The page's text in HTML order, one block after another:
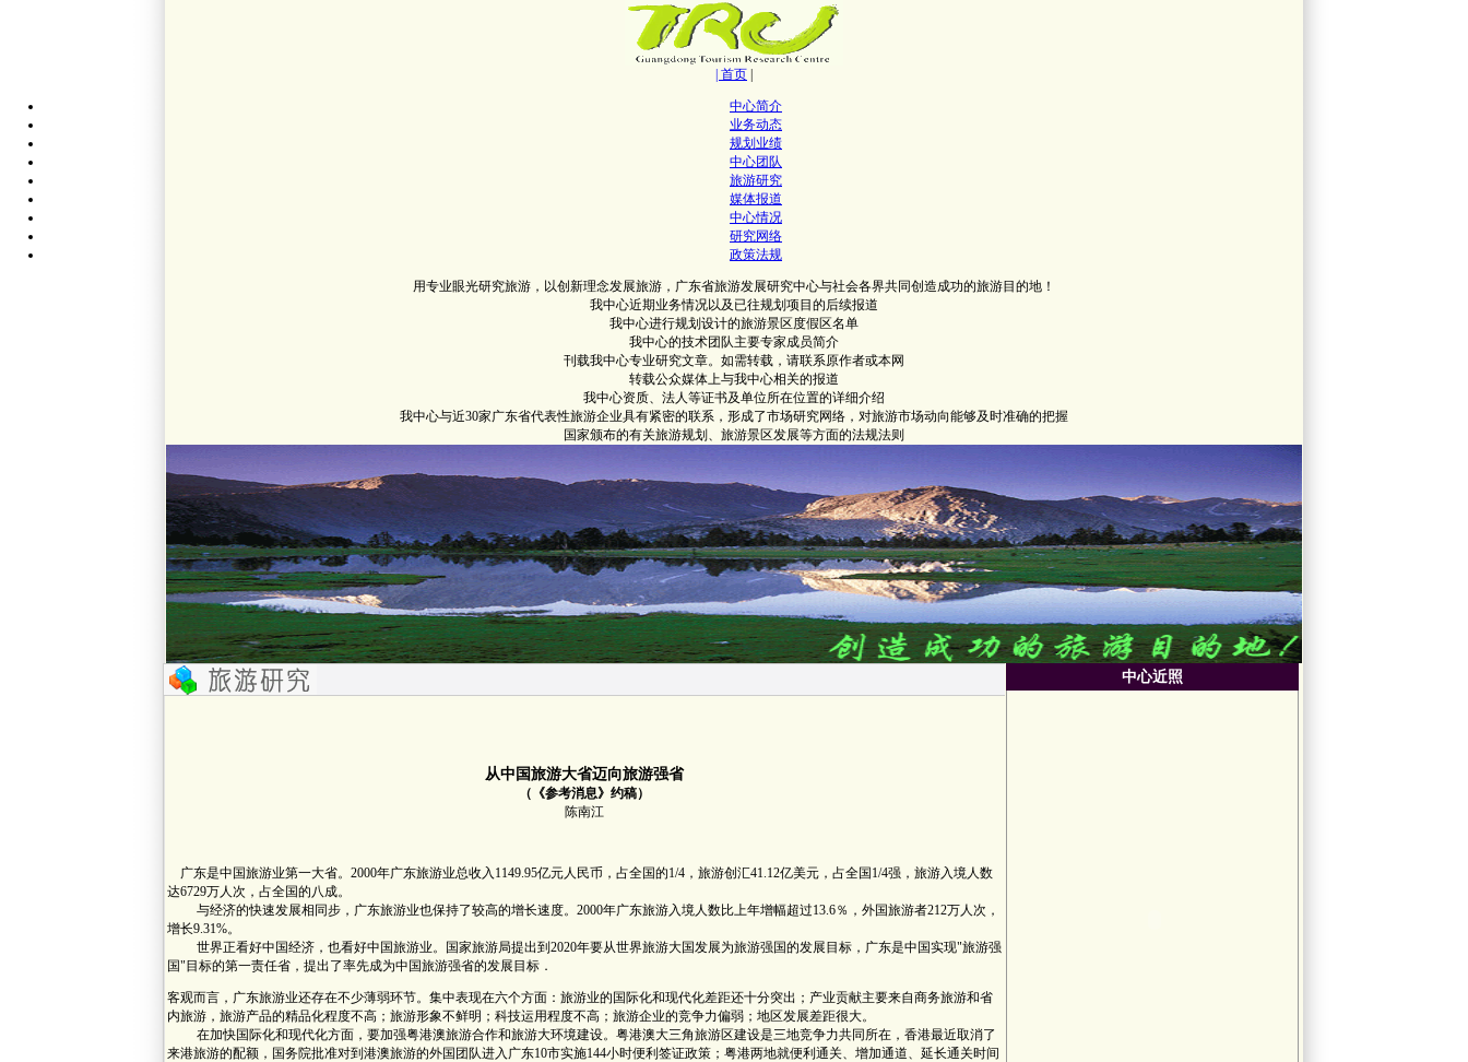
| 首页
中心简介
业务动态
规划业绩
中心团队
旅游研究
媒体报道
中心情况
研究网络
政策法规
用专业眼光研究旅游，以创新理念发展旅游，广东省旅游发展研究中心与社会各界共同创造成功的旅游目的地！
我中心近期业务情况以及已往规划项目的后续报道
我中心进行规划设计的旅游景区度假区名单
我中心的技术团队主要专家成员简介
刊载我中心专业研究文章。如需转载，请联系原作者或本网
转载公众媒体上与我中心相关的报道
我中心资质、法人等证书及单位所在位置的详细介绍
我中心与近30家广东省代表性旅游企业具有紧密的联系，形成了市场研究网络，对旅游市场动向能够及时准确的把握
国家颁布的有关旅游规划、旅游景区发展等方面的法规法则
从中国旅游大省迈向旅游强省
（《参考消息》约稿）
陈南江
广东是中国旅游业第一大省。2000年广东旅游业总收入1149.95亿元人民币，占全国的1/4，旅游创汇41.12亿美元，占全国1/4强，旅游入境人数
达6729万人次，占全国的八成。
与经济的快速发展相同步，广东旅游业也保持了较高的增长速度。2000年广东旅游入境人数比上年增幅超过13.6％，外国旅游者212万人次，
增长9.31%。
世界正看好中国经济，也看好中国旅游业。国家旅游局提出到2020年要从世界旅游大国发展为旅游强国的发展目标，广东是中国实现"旅游强
国"目标的第一责任省，提出了率先成为中国旅游强省的发展目标．
客观而言，广东旅游业还存在不少薄弱环节。集中表现在六个方面：旅游业的国际化和现代化差距还十分突出；产业贡献主要来自商务旅游和省
内旅游，旅游产品的精品化程度不高；旅游形象不鲜明；科技运用程度不高；旅游企业的竞争力偏弱；地区发展差距很大。
在加快国际化和现代化方面，要加强粤港澳旅游合作和旅游大环境建设。粤港澳大三角旅游区建设是三地竞争力共同所在，香港最近取消了
来港旅游的配额，国务院批准对到港澳旅游的外国团队进入广东10市实施144小时便利签证政策；粤港两地就便利通关、增加通道、延长通关时间
中心近照